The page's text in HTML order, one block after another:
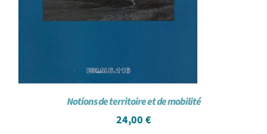
Notions de territoire et de mobilité
24,00 €